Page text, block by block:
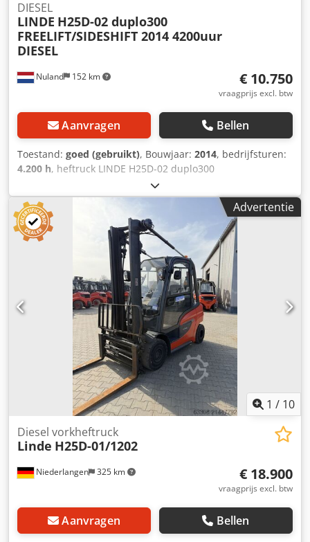
Nuland 152 km
DIESEL
LINDE H25D-02 duplo300
FREELIFT/SIDESHIFT 2014 4200uur
DIESEL
€ 10.750
vraagprijs excl. btw
Aanvragen Bellen
Toestand: goed (gebruikt), Bouwjaar: 2014, bedrijfsturen:
4.200 h, heftruck LINDE H25D-02 duplo300
FREELIFT/SIDESHIFT 2014 4200uur DIESEL Video kan
gestuurd worden via Whatsapp. Doorlopende voorraad, zie
website. Prijzen zijn af Nuland. Cedpfx Acozqu D Nozjrf
Van de Wert Trading B.V. heeft een wisselende voorraad
van machines, truck, trailers en aanbouwdelen. Al onze
leveringen zijn tegen handelsprijzen in AS-IS condities
zonder garanties. (zie onze algemene voorwaarden) Voor
een bezichtiging en/of proefrit kunt u vrijblijvend een
afspraak maken. Bel even vooraf wij zijn niet constant
aanwezig. Van de Wert Trading B.V. Bedrijfsstraat 3 5391
Advertentie
1 / 10
Niederlangen 325 km
Diesel vorkheftruck
Linde H25D-01/1202
€ 18.900
vraagprijs excl. btw
Aanvragen Bellen